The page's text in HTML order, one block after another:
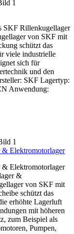
SKF Rillenkugellager
von SKF mit
schützt das
viele industrielle
sich für
und den
SKF Lagertyp:
Anwendung:
Elektromotorlager
Elektromotorlager
&
von SKF mit
schützt das
erhöhte Lagerluft
mit höheren
zum Beispiel als
Pumpen,